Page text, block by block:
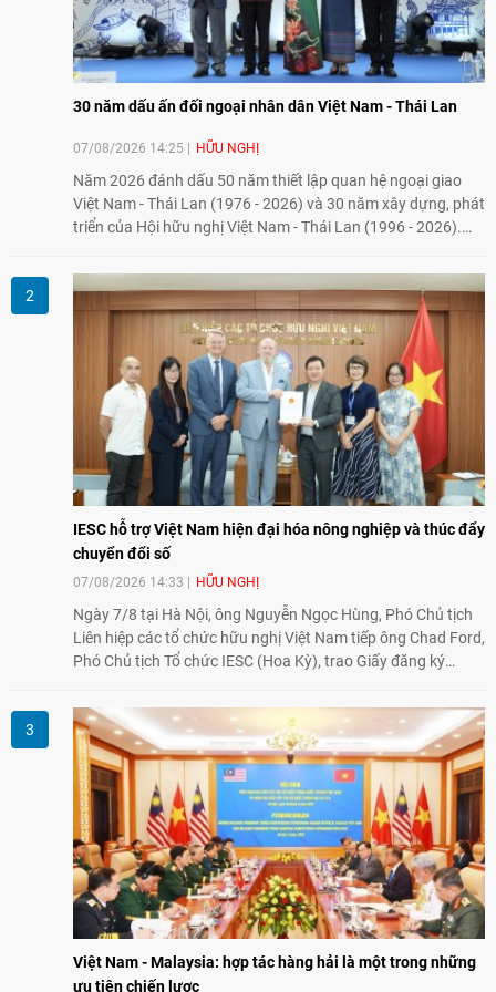
30 năm dấu ấn đối ngoại nhân dân Việt Nam - Thái Lan
07/08/2026 14:25 HỮU NGHỊ
Năm 2026 đánh dấu 50 năm thiết lập quan hệ ngoại giao
Việt Nam - Thái Lan (1976 - 2026) và 30 năm xây dựng, phát
triển của Hội hữu nghị Việt Nam - Thái Lan (1996 - 2026).
tình hữu nghị, đồng thời từng bước mở rộng hoạt động từ
giao lưu truyền thống sang kết nối địa phương, doanh
nghiệp, giáo dục, văn hóa và thế hệ trẻ, góp phần tăng
cường sự hiểu biết và hợp tác giữa nhân dân hai nước.
IESC hỗ trợ Việt Nam hiện đại hóa nông nghiệp và thúc đẩy
chuyển đổi số
07/08/2026 14:33 HỮU NGHỊ
Ngày 7/8 tại Hà Nội, ông Nguyễn Ngọc Hùng, Phó Chủ tịch
Liên hiệp các tổ chức hữu nghị Việt Nam tiếp ông Chad Ford,
Phó Chủ tịch Tổ chức IESC (Hoa Kỳ), trao Giấy đăng ký
đổi về định hướng triển khai Dự án "Mở rộng Thương mại
Nông nghiệp và An toàn thực phẩm Hoa Kỳ - Việt Nam",
hướng tới thúc đẩy chuyển đổi số, hiện đại hóa nông nghiệp
và mở rộng hợp tác phát triển giữa hai nước.
Việt Nam - Malaysia: hợp tác hàng hải là một trong những
ưu tiên chiến lược